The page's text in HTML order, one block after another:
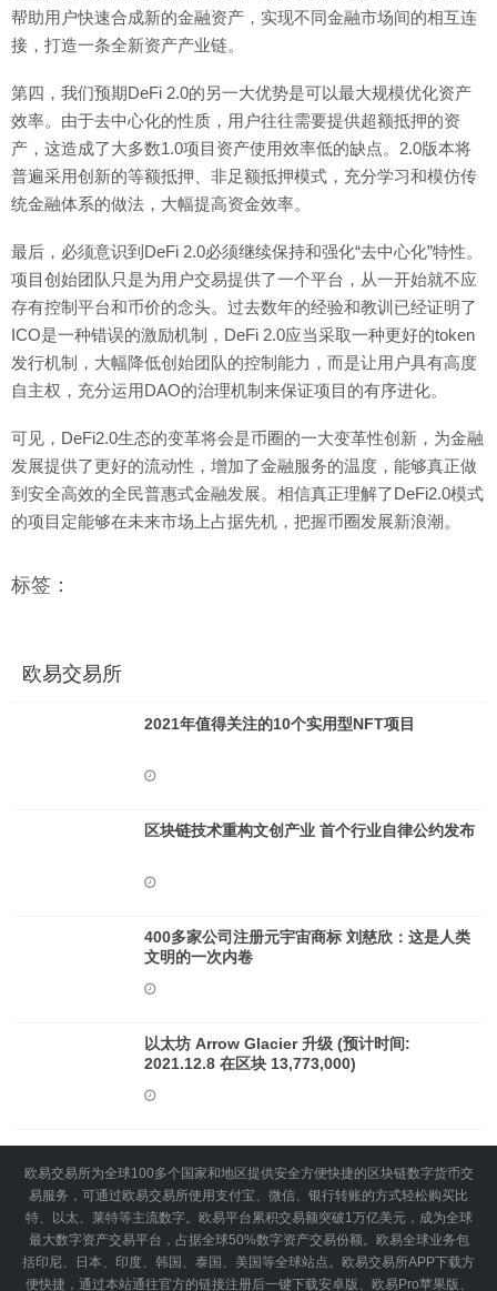
帮助用户快速合成新的金融资产，实现不同金融市场间的相互连
接，打造一条全新资产产业链。
第四，我们预期DeFi 2.0的另一大优势是可以最大规模优化资产
效率。由于去中心化的性质，用户往往需要提供超额抵押的资
产，这造成了大多数1.0项目资产使用效率低的缺点。2.0版本将
普遍采用创新的等额抵押、非足额抵押模式，充分学习和模仿传
统金融体系的做法，大幅提高资金效率。
最后，必须意识到DeFi 2.0必须继续保持和强化“去中心化”特性。
项目创始团队只是为用户交易提供了一个平台，从一开始就不应
存有控制平台和币价的念头。过去数年的经验和教训已经证明了
ICO是一种错误的激励机制，DeFi 2.0应当采取一种更好的token
发行机制，大幅降低创始团队的控制能力，而是让用户具有高度
自主权，充分运用DAO的治理机制来保证项目的有序进化。
可见，DeFi2.0生态的变革将会是币圈的一大变革性创新，为金融
发展提供了更好的流动性，增加了金融服务的温度，能够真正做
到安全高效的全民普惠式金融发展。相信真正理解了DeFi2.0模式
的项目定能够在未来市场上占据先机，把握币圈发展新浪潮。
标签：
欧易交易所
2021年值得关注的10个实用型NFT项目
区块链技术重构文创产业 首个行业自律公约发布
400多家公司注册元宇宙商标 刘慈欣：这是人类
文明的一次内卷
以太坊 Arrow Glacier 升级 (预计时间:
2021.12.8 在区块 13,773,000)
欧易交易所为全球100多个国家和地区提供安全方便快捷的区块链数字货币交
易服务，可通过欧易交易所使用支付宝、微信、银行转账的方式轻松购买比
特、以太、莱特等主流数字。欧易平台累积交易额突破1万亿美元，成为全球
最大数字资产交易平台，占据全球50%数字资产交易份额。欧易全球业务包
括印尼、日本、印度、韩国、泰国、美国等全球站点。欧易交易所APP下载方
便快捷，通过本站通往官方的链接注册后一键下载安卓版、欧易Pro苹果版、